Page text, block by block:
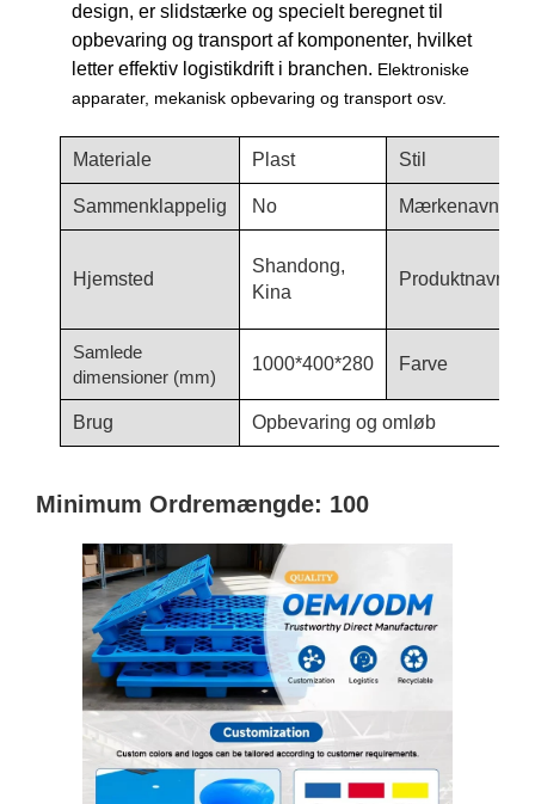
design, er slidstærke og specielt beregnet til
opbevaring og transport af komponenter, hvilket
letter effektiv logistikdrift i branchen. Elektroniske
apparater, mekanisk opbevaring og transport osv.
Materiale Plast Stil
Sammenklappelig No Mærkenavn
Hjemsted
Shandong,
Kina
Produktnavn
Samlede
dimensioner (mm)
1000*400*280 Farve
Brug Opbevaring og omløb
Minimum Ordremængde: 100